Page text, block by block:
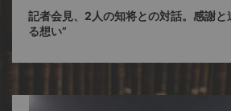
記者会見、2人の知将との対話。感謝と
る想い”